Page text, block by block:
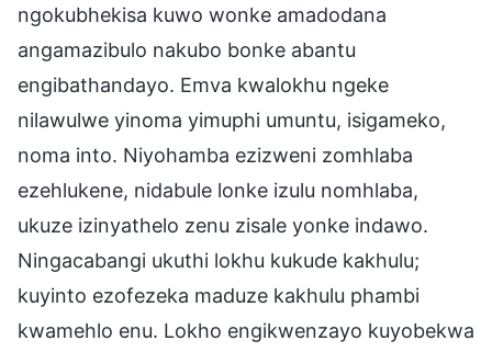
ngokubhekisa kuwo wonke amadodana
angamazibulo nakubo bonke abantu
engibathandayo. Emva kwalokhu ngeke
nilawulwe yinoma yimuphi umuntu, isigameko,
noma into. Niyohamba ezizweni zomhlaba
ezehlukene, nidabule lonke izulu nomhlaba,
ukuze izinyathelo zenu zisale yonke indawo.
Ningacabangi ukuthi lokhu kukude kakhulu;
kuyinto ezofezeka maduze kakhulu phambi
kwamehlo enu. Lokho engikwenzayo kuyobekwa